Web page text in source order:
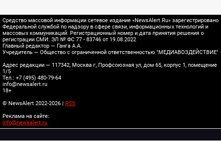
Средство массовой информации сетевое издание «NewsAlert.Ru» зарегистрировано
Федеральной службой по надзору в сфере связи, информационных технологий и
массовых коммуникаций. Регистрационный номер и дата принятия решения о
регистрации СМИ: ЭЛ № ФС 77 - 83746 от 19.08.2022
Главный редактор — Ганга А.А.
Учредитель — Общество с ограниченной ответственностью "МЕДИАВОЗДЕЙСТВИЕ"
Адрес редакции — 117342, Москва г, Профсоюзная ул, дом 65, корпус 1, помещение
1/5
Тел.: +7 (495) 480-79-64
info@newsalert.ru
18+
© NewsAlert 2022-2026 |
RSS
Реклама на сайте:
info@newsalert.ru